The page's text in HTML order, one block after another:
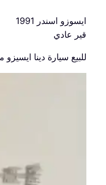
ايسوزو اسندر 1991
قير عادي
للبيع سيارة دينا ايسيزو موديل 91 مكينه مفككه استماره